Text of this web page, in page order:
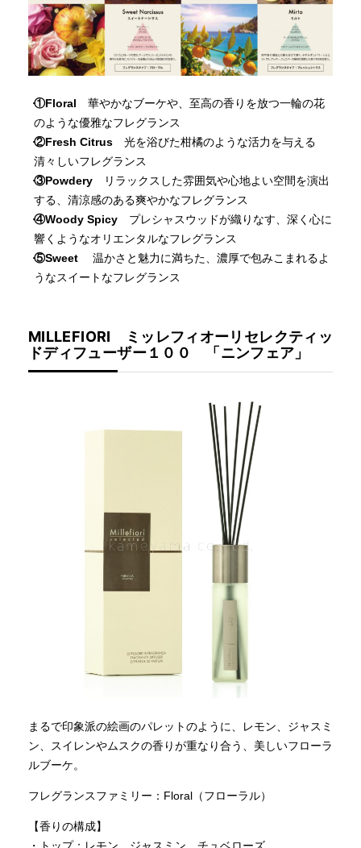
①Floral 華やかなブーケや、至高の香りを放つ一輪の花
のような優雅なフレグランス
②Fresh Citrus 光を浴びた柑橘のような活力を与える
清々しいフレグランス
③Powdery リラックスした雰囲気や心地よい空間を演出
する、清涼感のある爽やかなフレグランス
④Woody Spicy プレシャスウッドが織りなす、深く心に
響くようなオリエンタルなフレグランス
⑤Sweet 温かさと魅力に満ちた、濃厚で包みこまれるよ
うなスイートなフレグランス
MILLEFIORI ミッレフィオーリセレクティッ
ドディフューザー１００ 「ニンフェア」
まるで印象派の絵画のパレットのように、レモン、ジャスミ
ン、スイレンやムスクの香りが重なり合う、美しいフローラ
ルブーケ。
フレグランスファミリー：Floral（フローラル）
【香りの構成】